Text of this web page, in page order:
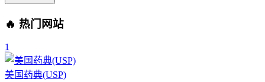
🔥 热门网站
1
美国药典(USP)